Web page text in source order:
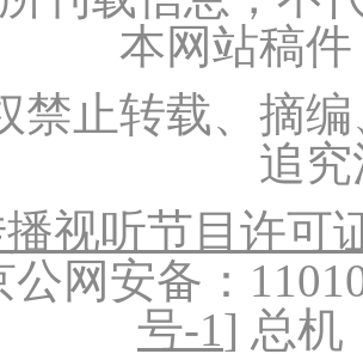
本网站稿
禁止转载、摘
追
视听节目许可
公网安备：
号-1] 总机